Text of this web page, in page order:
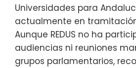
Universidades para
actualmente en
Aunque REDUS no ha
audiencias ni reuniones
grupos parlamentarios,